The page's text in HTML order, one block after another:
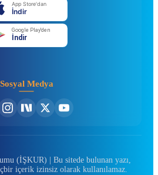
App Store'dan
İndir
Google Play'den
İndir
Sosyal Medya
(İŞKUR) | Bu sitede bulunan yazı,
içerik izinsiz olarak kullanılamaz.